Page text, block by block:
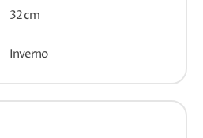
32 cm
Inverno